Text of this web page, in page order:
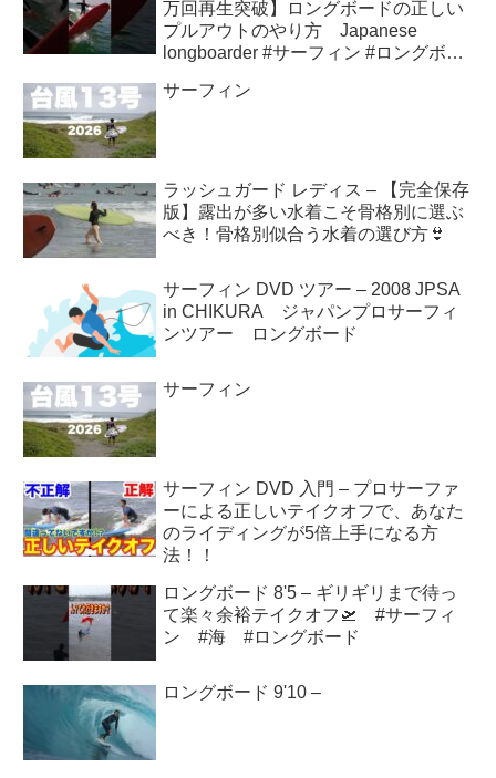
万回再生突破】ロングボードの正しい
プルアウトのやり方 Japanese
longboarder #サーフィン #ロングボー
サーフィン
ラッシュガード レディス – 【完全保存
版】露出が多い水着こそ骨格別に選ぶ
べき！骨格別似合う水着の選び方👙
サーフィン DVD ツアー – 2008 JPSA
in CHIKURA ジャパンプロサーフィ
ンツアー ロングボード
サーフィン
サーフィン DVD 入門 – プロサーファ
ーによる正しいテイクオフで、あなた
のライディングが5倍上手になる方
法！！
ロングボード 8'5 – ギリギリまで待っ
て楽々余裕テイクオフ🛫 #サーフィ
ン #海 #ロングボード
ロングボード 9'10 –